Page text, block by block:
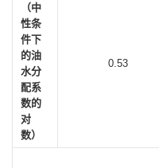
（中
性条
件下
的油
水分
配系
数的
对
数）
0.53